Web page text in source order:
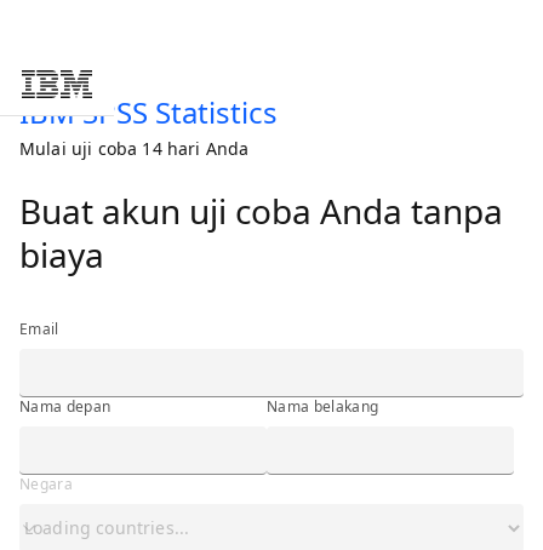
Skip to main content
IBM SPSS Statistics
Mulai uji coba 14 hari Anda
Buat akun uji coba Anda tanpa
biaya
Email
Nama depan Nama belakang
Negara